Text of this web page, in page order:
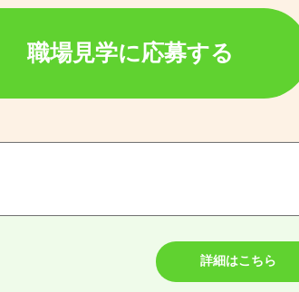
職場見学に応募する
詳細はこちら